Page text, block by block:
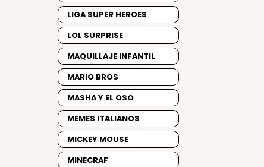
LIGA SUPER HEROES
LOL SURPRISE
MAQUILLAJE INFANTIL
MARIO BROS
MASHA Y EL OSO
MEMES ITALIANOS
MICKEY MOUSE
MINECRAF